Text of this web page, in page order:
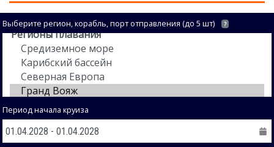
Выберите регион, корабль, порт отправления (до 5 шт) ?
Период начала круиза